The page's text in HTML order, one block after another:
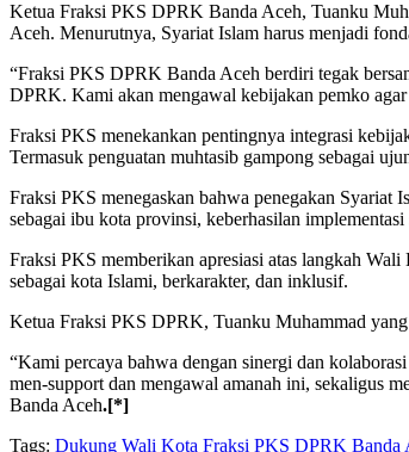
Ketua Fraksi PKS DPRK Banda Aceh, Tuanku
Aceh. Menurutnya, Syariat Islam harus menjadi
“Fraksi PKS DPRK Banda Aceh berdiri tegak
DPRK. Kami akan mengawal kebijakan pemko agar
Fraksi PKS menekankan pentingnya integrasi
Termasuk penguatan muhtasib gampong sebagai
Fraksi PKS menegaskan bahwa penegakan Syariat
sebagai ibu kota provinsi, keberhasilan
Fraksi PKS memberikan apresiasi atas langkah
sebagai kota Islami, berkarakter, dan inklusif.
Ketua Fraksi PKS DPRK, Tuanku Muhammad
“Kami percaya bahwa dengan sinergi dan
men-support dan mengawal amanah ini, sekaligus
Banda Aceh.[*]
Tags: Dukung Wali Kota Fraksi PKS DPRK Banda